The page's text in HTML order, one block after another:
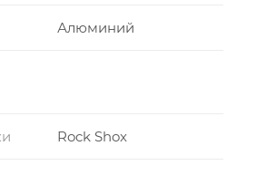
Алюминий
Rock Shox